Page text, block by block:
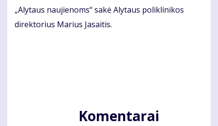
„Alytaus naujienoms“ sakė Alytaus poliklinikos
direktorius Marius Jasaitis.
Komentarai